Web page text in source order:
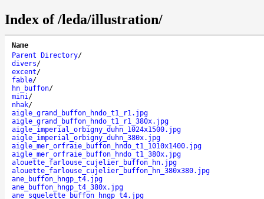
Index of /leda/illustration/
Name
Parent Directory/
divers/
excent/
fable/
hn_buffon/
mini/
nhak/
aigle_grand_buffon_hndo_t1_r1.jpg
aigle_grand_buffon_hndo_t1_r1_380x.jpg
aigle_imperial_orbigny_duhn_1024x1500.jpg
aigle_imperial_orbigny_duhn_380x.jpg
aigle_mer_orfraie_buffon_hndo_t1_1010x1400.jpg
aigle_mer_orfraie_buffon_hndo_t1_380x.jpg
alouette_farlouse_cujelier_buffon_hn.jpg
alouette_farlouse_cujelier_buffon_hn_380x380.jpg
ane_buffon_hngp_t4.jpg
ane_buffon_hngp_t4_380x.jpg
ane_squelette_buffon_hngp_t4.jpg